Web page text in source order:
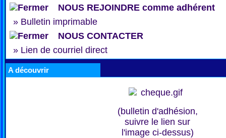
NOUS REJOINDRE comme adhérent
» Bulletin imprimable
NOUS CONTACTER
» Lien de courriel direct
A découvrir
(bulletin d'adhésion,
suivre le lien sur
l'image ci-dessus)